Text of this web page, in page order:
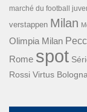
marché du football
verstappen Milan
Olimpia Milan
Rome spot
Rossi Virtus Bologna